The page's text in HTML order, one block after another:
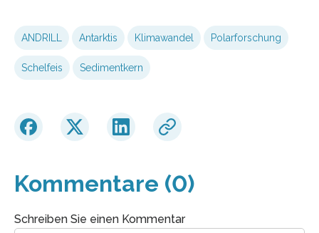
ANDRILL Antarktis Klimawandel Polarforschung
Schelfeis Sedimentkern
Kommentare (0)
Schreiben Sie einen Kommentar